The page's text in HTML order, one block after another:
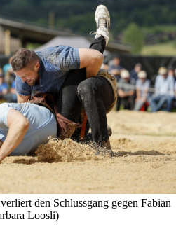
den Schlussgang gegen Fabian
Loosli)